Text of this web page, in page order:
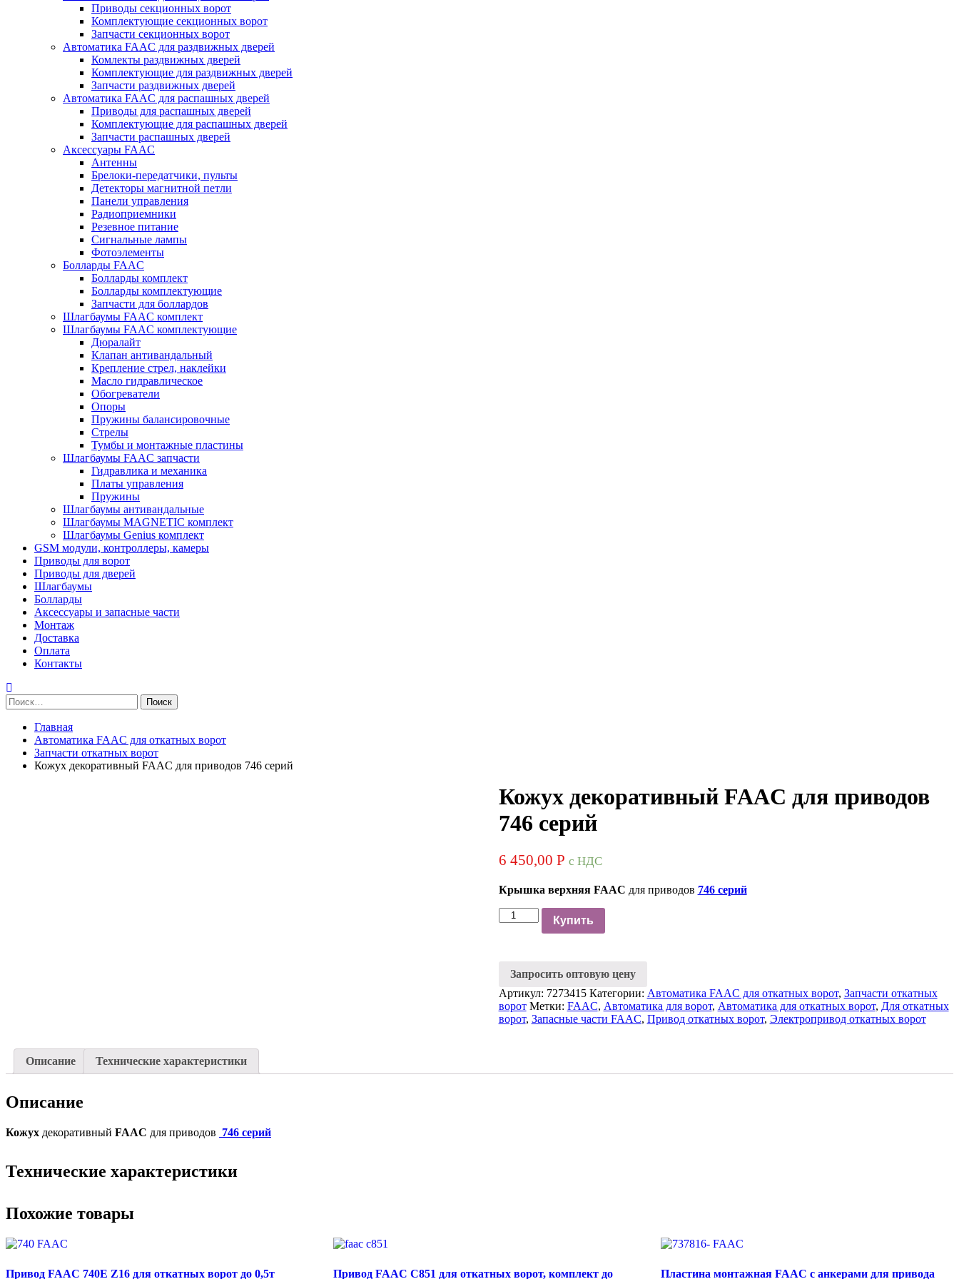
Приводы секционных ворот
Комплектующие секционных ворот
Запчасти секционных ворот
Автоматика FAAC для раздвижных дверей
Комлекты раздвижных дверей
Комплектующие для раздвижных дверей
Запчасти раздвижных дверей
Автоматика FAAC для распашных дверей
Приводы для распашных дверей
Комплектующие для распашных дверей
Запчасти распашных дверей
Аксессуары FAAC
Антенны
Брелоки-передатчики, пульты
Детекторы магнитной петли
Панели управления
Радиоприемники
Резевное питание
Сигнальные лампы
Фотоэлементы
Болларды FAAC
Болларды комплект
Болларды комплектующие
Запчасти для боллардов
Шлагбаумы FAAC комплект
Шлагбаумы FAAC комплектующие
Дюралайт
Клапан антивандальный
Крепление стрел, наклейки
Масло гидравлическое
Обогреватели
Опоры
Пружины балансировочные
Стрелы
Тумбы и монтажные пластины
Шлагбаумы FAAC запчасти
Гидравлика и механика
Платы управления
Пружины
Шлагбаумы антивандальные
Шлагбаумы MAGNETIC комплект
Шлагбаумы Genius комплект
GSM модули, контроллеры, камеры
Приводы для ворот
Приводы для дверей
Шлагбаумы
Болларды
Аксессуары и запасные части
Монтаж
Доставка
Оплата
Контакты
Найти:
Главная
Автоматика FAAC для откатных ворот
Запчасти откатных ворот
Кожух декоративный FAAC для приводов 746 серий
Кожух декоративный FAAC для приводов
746 серий
6 450,00 Р с НДС
Крышка верхняя FAAC для приводов 746 серий
Количество
Кожух
приводов
746
серий
Купить
Запросить оптовую цену
Артикул: 7273415 Категории: Автоматика FAAC для откатных ворот, Запчасти откатных
ворот Метки: FAAC, Автоматика для ворот, Автоматика для откатных ворот, Для откатных
ворот, Запасные части FAAC, Привод откатных ворот, Электропривод откатных ворот
Описание Технические характеристики
Описание
Кожух декоративный FAAC для приводов 746 серий
Технические характеристики
Похожие товары
Привод FAAC 740E Z16 для откатных ворот до 0,5т Привод FAAC C851 для откатных ворот, комплект до Пластина монтажная FAAC с анкерами для привода